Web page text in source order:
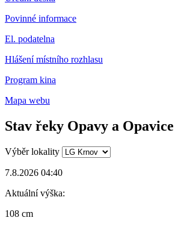
Povinné informace
El. podatelna
Hlášení místního rozhlasu
Program kina
Mapa webu
Stav řeky Opavy a Opavice
Výběr lokality
7.8.2026 04:40
Aktuální výška:
108 cm